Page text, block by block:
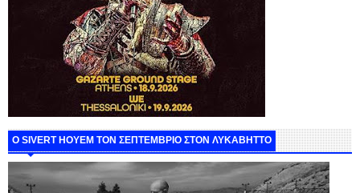
Ο SIVERT HOYEM ΤΟΝ ΣΕΠΤΕΜΒΡΙΟ ΣΤΟΝ ΛΥΚΑΒΗΤΤΟ